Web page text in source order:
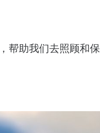
帮助我们去照顾和保